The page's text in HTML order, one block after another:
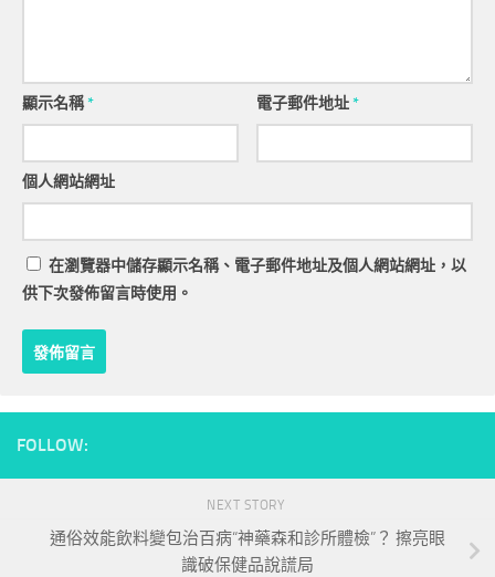
顯示名稱* 電子郵件地址*
個人網站網址
在瀏覽器中儲存顯示名稱、電子郵件地址及個人網站網址，以
供下次發佈留言時使用。
FOLLOW:
NEXT STORY
通俗效能飲料變包治百病“神藥森和診所體檢”？ 擦亮眼
識破保健品說謊局